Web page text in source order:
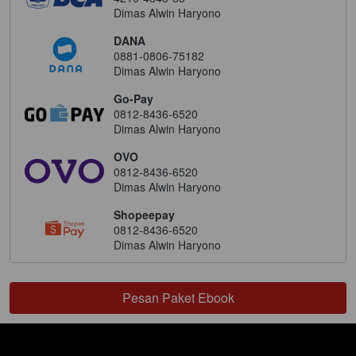
Dimas Alwin Haryono
DANA
0881-0806-75182
Dimas Alwin Haryono
Go-Pay
0812-8436-6520
Dimas Alwin Haryono
OVO
0812-8436-6520
Dimas Alwin Haryono
Shopeepay
0812-8436-6520
Dimas Alwin Haryono
`Pesan Paket Ebook